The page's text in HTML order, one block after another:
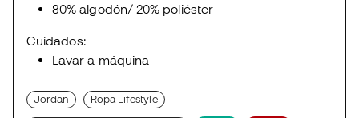
80% algodón/ 20% poliéster
Cuidados:
Lavar a máquina
Jordan Ropa Lifestyle